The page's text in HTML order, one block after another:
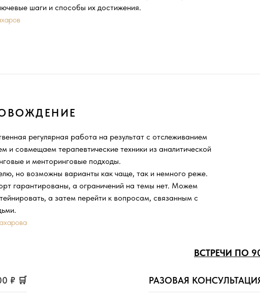
шаги и способы их достижения.
регулярная работа на результат с отслеживанием
и совмещаем терапевтические техники из аналитической
и менторинговые подходы.
но возможны варианты как чаще, так и немного реже.
гарантированы, а ограничений на темы нет. Можем
а затем перейти к вопросам, связанным с
₽ 🛒
ВСТРЕЧИ ПО
РАЗОВАЯ